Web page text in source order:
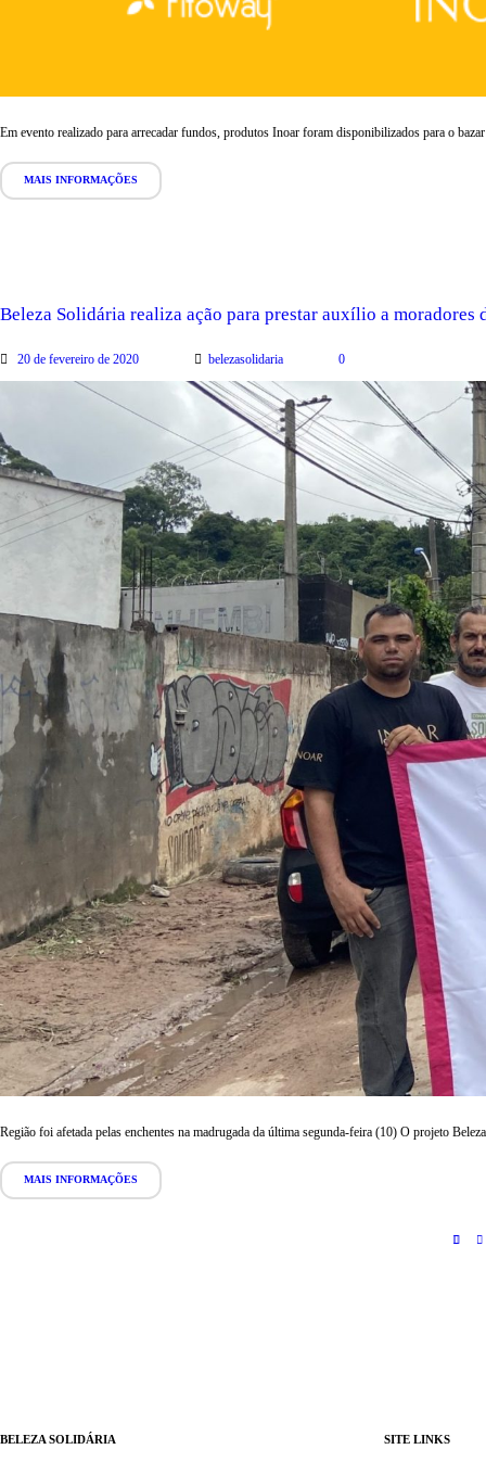
Em evento realizado para arrecadar fundos, produtos Inoar foram disponibilizados para o
MAIS INFORMAÇÕES
Beleza Solidária realiza ação para prestar auxílio a moradores
20 de fevereiro de 2020 belezasolidaria 0
Região foi afetada pelas enchentes na madrugada da última segunda-feira (10) O projeto
MAIS INFORMAÇÕES
BELEZA SOLIDÁRIA SITE LINKS